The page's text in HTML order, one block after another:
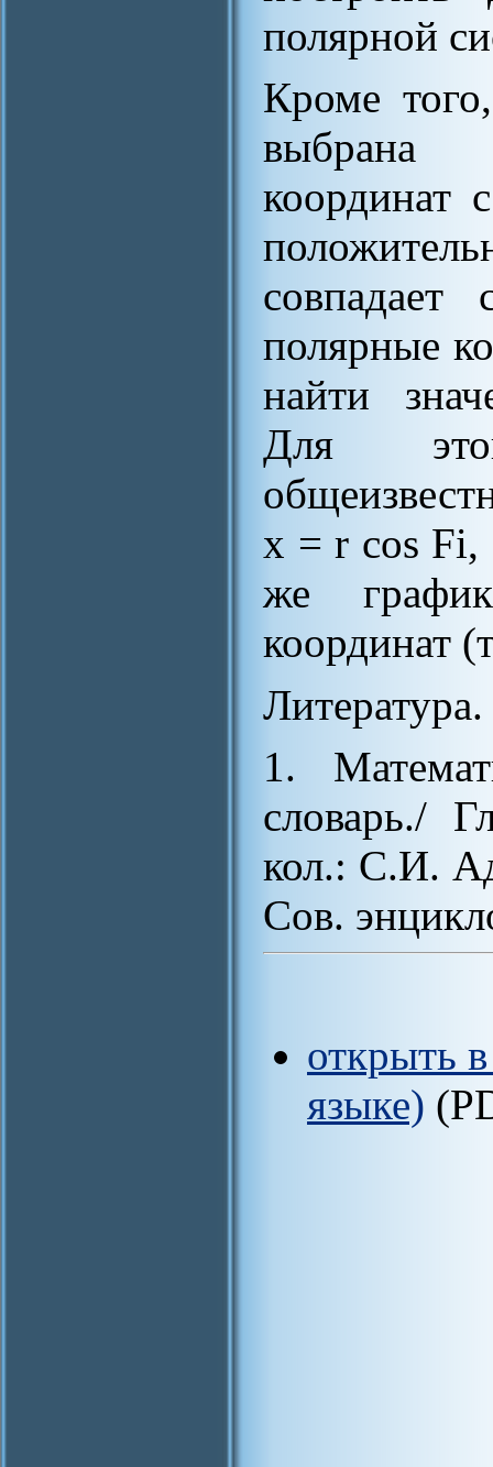
полярной
Кроме
выбрана
координат
полярные
найти
Для
x = r cos
же
координат
Литература.
1.
словарь./
кол.: С.И.
Сов.
открыть
языке)